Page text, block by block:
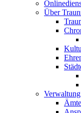
Über
Verwaltung